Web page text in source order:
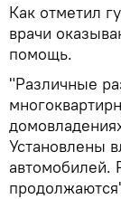
Как отметил
врачи
помощь.
"Различные
Установлены
автомобилей.